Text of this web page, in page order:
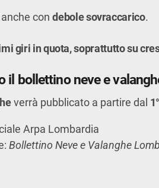
condebole sovraccarico.
giri in quota, soprattutto su
il bollettino neve e
verrà pubblicato a partire dal
Arpa Lombardia
Bollettino Neve e Valanghe